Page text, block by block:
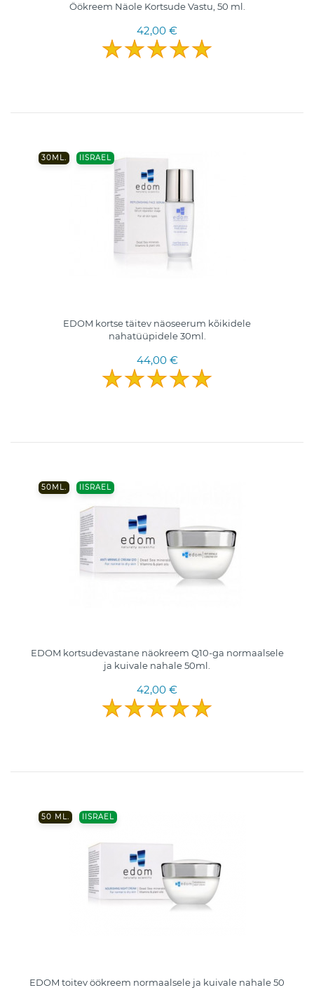
Öökreem Näole Kortsude Vastu, 50 ml.
42,00 €
30ML. IISRAEL
EDOM kortse täitev näoseerum kõikidele
nahatüüpidele 30ml.
44,00 €
50ML. IISRAEL
EDOM kortsudevastane näokreem Q10-ga normaalsele
ja kuivale nahale 50ml.
42,00 €
50 ML. IISRAEL
EDOM toitev öökreem normaalsele ja kuivale nahale 50